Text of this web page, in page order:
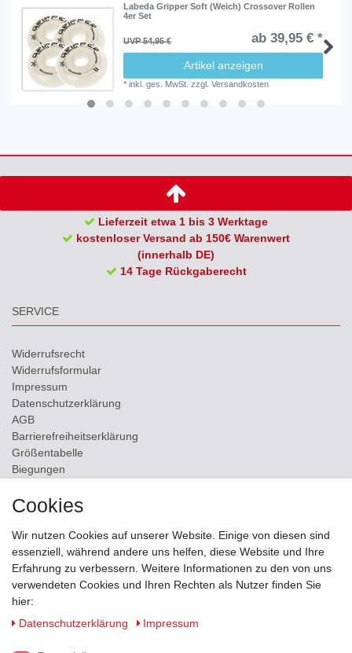
Labeda Gripper Soft (Weich) Crossover Rollen
4er Set
UVP 54,95 € ab 39,95 € *
Artikel anzeigen
*inkl. ges. MwSt. zzgl.Versandkosten
Lieferzeit etwa 1 bis 3 Werktage
kostenloser Versand ab 150€ Warenwert
(innerhalb DE)
14 Tage Rückgaberecht
SERVICE
Widerrufs­recht
Widerrufs­formular
Impressum
Daten­schutz­erklärung
AGB
Barrierefreiheitserklärung
Größentabelle
Biegungen
Kontakt
ZAHLUNGSMÖGLICHKEITEN
Cookies
Wir nutzen Cookies auf unserer Website. Einige von diesen sind
essenziell, während andere uns helfen, diese Website und Ihre
Erfahrung zu verbessern. Weitere Informationen zu den von uns
verwendeten Cookies und Ihren Rechten als Nutzer finden Sie
hier:
Daten­schutz­erklärung
Impressum